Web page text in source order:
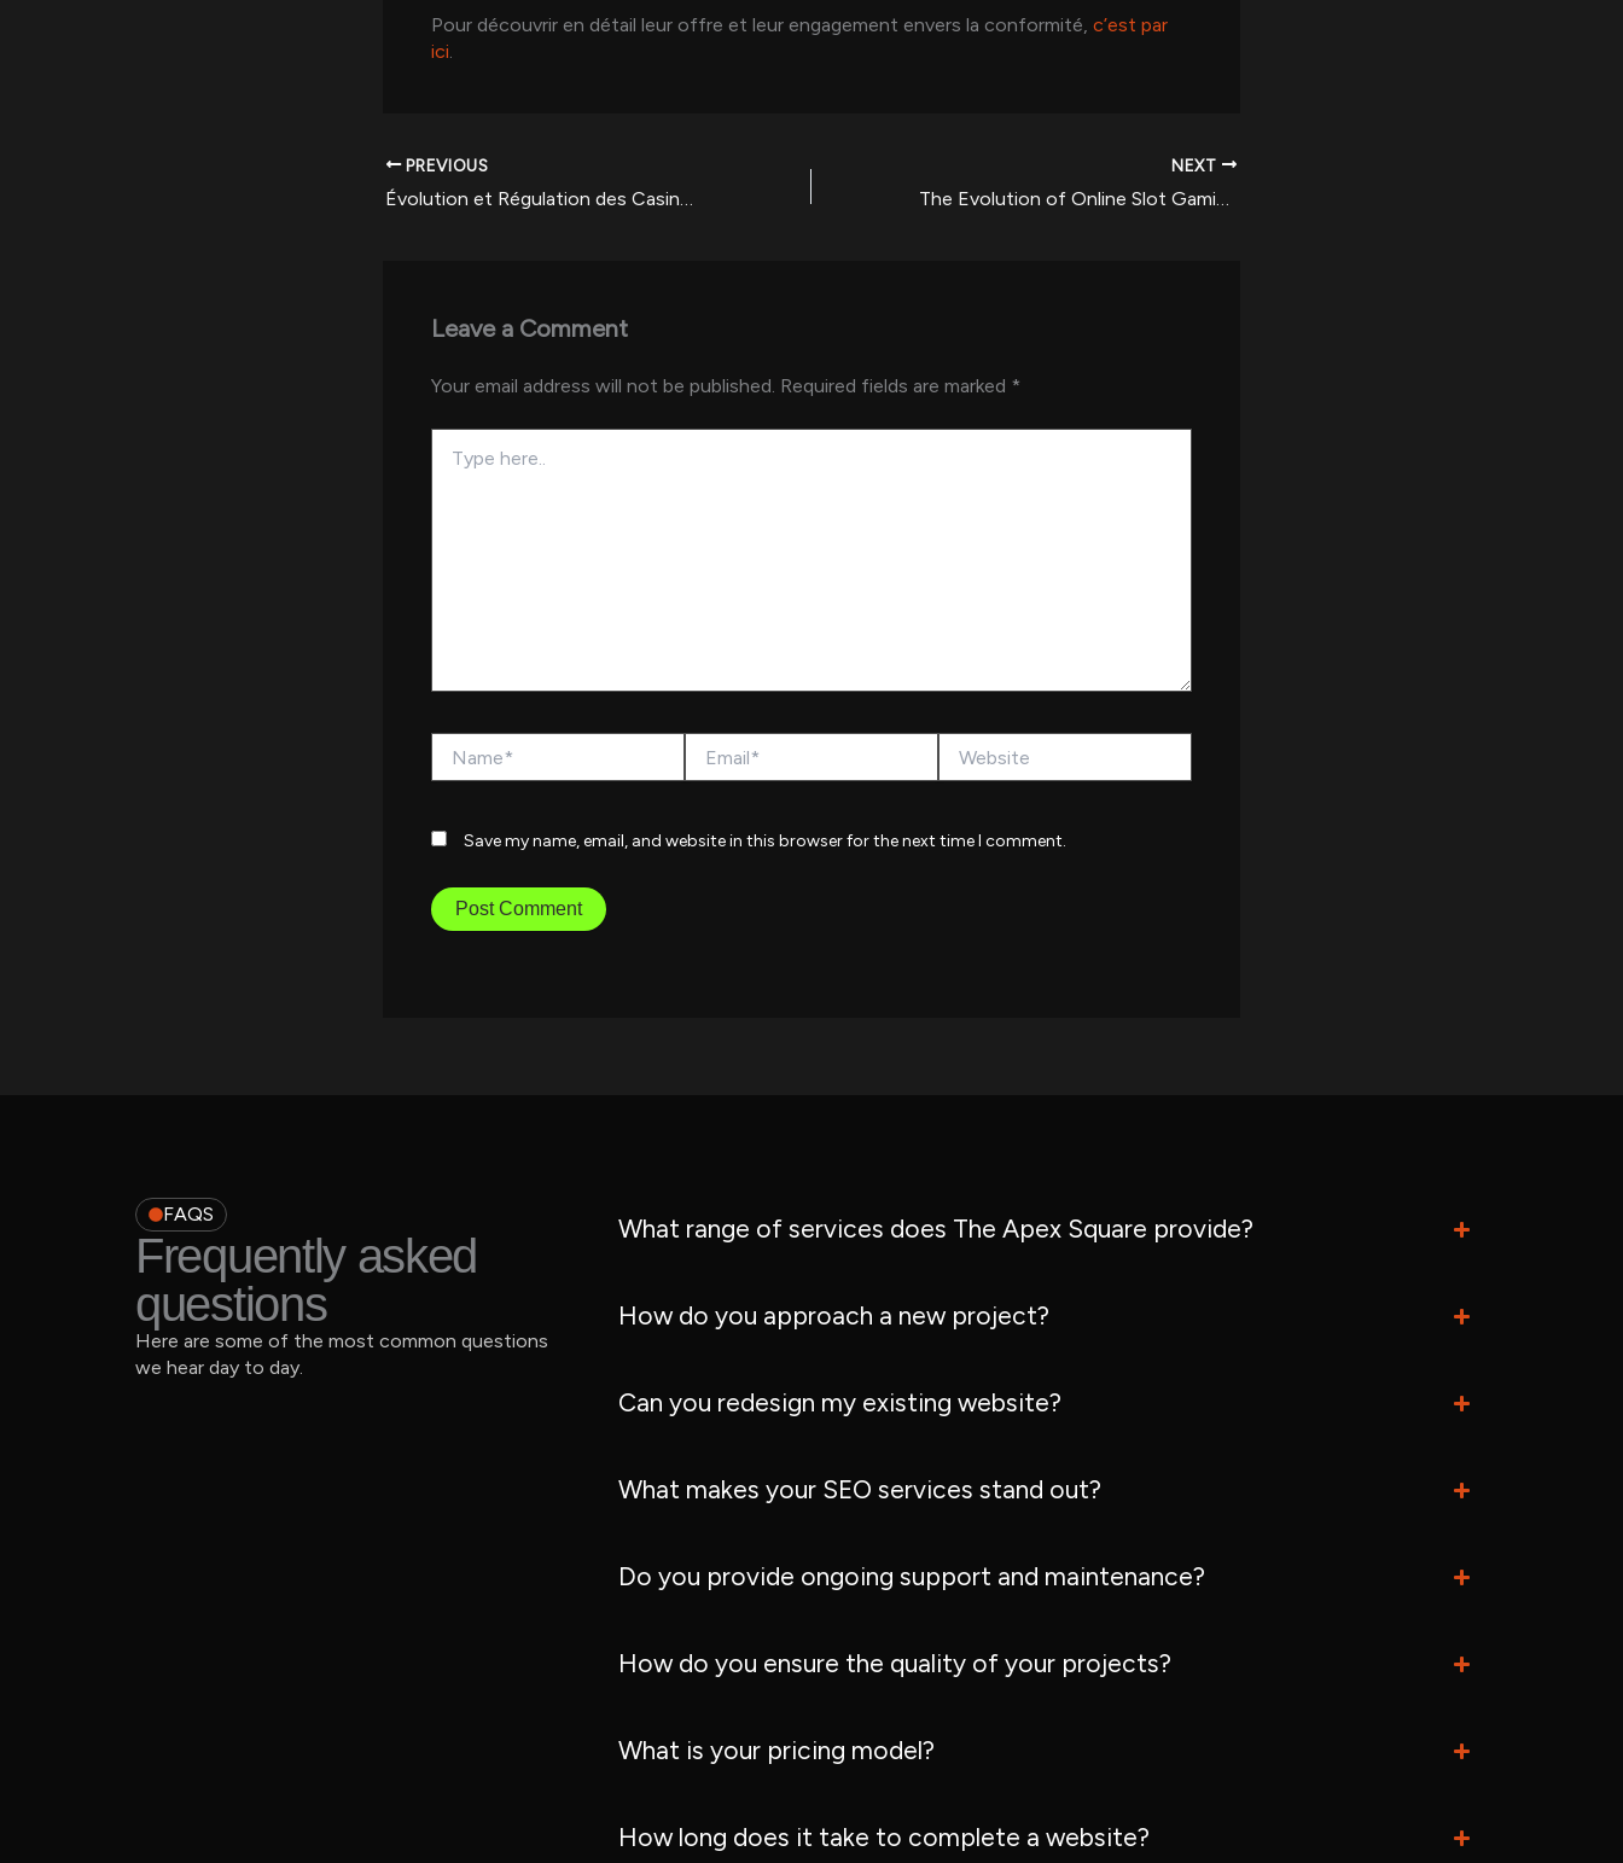
Pour découvrir en détail leur offre et leur engagement envers la conformité, c’est par
ici
PREVIOUS
Évolution et Régulation des Casinos en Ligne : Optimiser l’Expérience en Toute Sécurité
NEXT
The Evolution of Online Slot Gaming in the UK: A Strategic Perspective
Leave a Comment
Your email address will not be published. Required fields are marked *
here..
Save my name, email, and website in this browser for the next time I comment.
FAQS
Frequently asked
questions
Here are some of the most common questions
we hear day to day.
What range of services does The Apex Square provide?
How do you approach a new project?
Can you redesign my existing website?
What makes your SEO services stand out?
Do you provide ongoing support and maintenance?
How do you ensure the quality of your projects?
What is your pricing model?
How long does it take to complete a website?